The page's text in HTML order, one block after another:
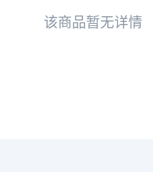
该商品暂无详情